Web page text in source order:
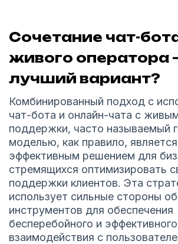
Сочетание чат-
живого оператора
лучший вариант?
Комбинированный подход с
чат-бота и онлайн-чата с
поддержки, часто называемый
моделью, как правило,
эффективным решением для
стремящихся оптимизировать
поддержки клиентов. Эта
использует сильные стороны
инструментов для обеспечения
бесперебойного и эффективного
взаимодействия с